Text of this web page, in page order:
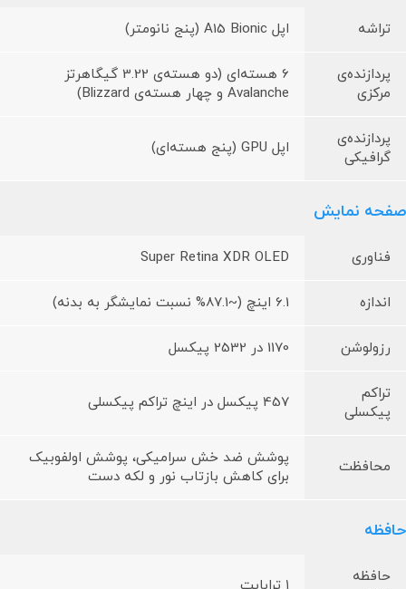
تراشه اپل A15 Bionic (پنج نانومتر)
پردازنده‌ی
مرکزی
6 هسته‌ای (دو هسته‌ی 3.22 گیگاهرتز
Avalanche و چهار هسته‌ی Blizzard)
پردازنده‌ی
گرافیکی
اپل GPU (پنج هسته‌ای)
صفحه نمایش
فناوری Super Retina XDR OLED
اندازه 6.1 اینچ (~87.1% نسبت نمایشگر به بدنه)
رزولوشن 1170 در 2532 پیکسل
تراکم
پیکسلی
457 پیکسل در اینچ تراکم پیکسلی
محافظت
پوشش ضد خش سرامیکی، پوشش اولفوبیک
برای کاهش بازتاب نور و لکه دست
حافظه
حافظه